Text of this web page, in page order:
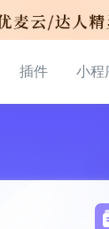
插件 小程